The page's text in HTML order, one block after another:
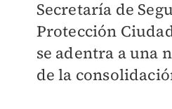
Secretaría de
Protección
se adentra a una
de la